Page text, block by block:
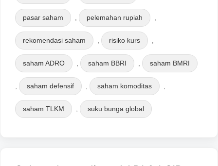
pasar saham pelemahan rupiah
rekomendasi saham risiko kurs
saham ADRO saham BBRI saham BMRI
saham defensif saham komoditas
saham TLKM suku bunga global